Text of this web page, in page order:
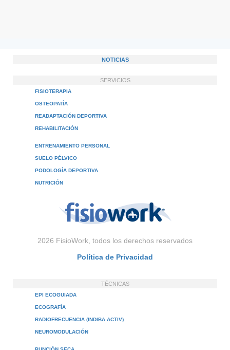
NOTICIAS
SERVICIOS
FISIOTERAPIA
OSTEOPATÍA
READAPTACIÓN DEPORTIVA
REHABILITACIÓN
ENTRENAMIENTO PERSONAL
SUELO PÉLVICO
PODOLOGÍA DEPORTIVA
NUTRICIÓN
2026 FisioWork, todos los derechos reservados
Política de Privacidad
TÉCNICAS
EPI ECOGUIADA
ECOGRAFÍA
RADIOFRECUENCIA (INDIBA ACTIV)
NEUROMODULACIÓN